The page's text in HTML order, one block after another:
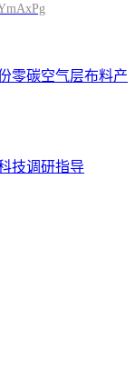
零碳空气层布料产
技调研指导